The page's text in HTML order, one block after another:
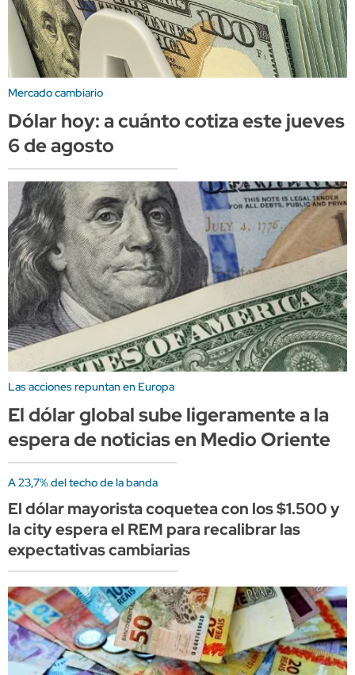
Mercado cambiario
Dólar hoy: a cuánto cotiza este jueves
6 de agosto
Las acciones repuntan en Europa
El dólar global sube ligeramente a la
espera de noticias en Medio Oriente
A 23,7% del techo de la banda
El dólar mayorista coquetea con los $1.500 y
la city espera el REM para recalibrar las
expectativas cambiarias